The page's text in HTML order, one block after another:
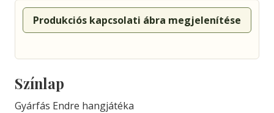
Produkciós kapcsolati ábra megjelenítése
Színlap
Gyárfás Endre hangjátéka